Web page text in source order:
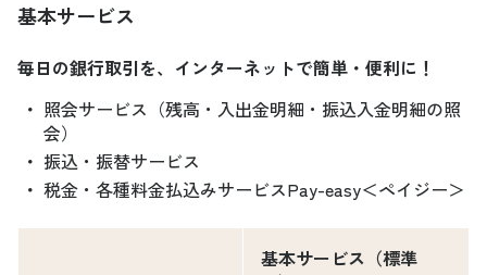
基本サービス
毎日の銀行取引を、インターネットで簡単・便利に！
・ 照会サービス（残高・入出金明細・振込入金明細の照
会）
・ 振込・振替サービス
・ 税金・各種料金払込みサービスPay-easy＜ペイジー＞
基本サービス（標準